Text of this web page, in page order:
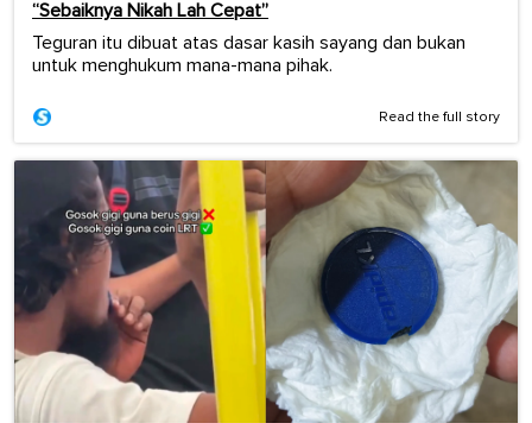
“Sebaiknya Nikah Lah Cepat”
Teguran itu dibuat atas dasar kasih sayang dan bukan
untuk menghukum mana-mana pihak.
Read the full story